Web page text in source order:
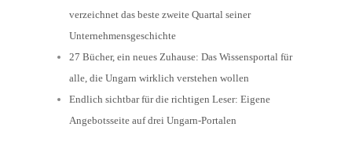
verzeichnet das beste zweite Quartal seiner
Unternehmensgeschichte
27 Bücher, ein neues Zuhause: Das Wissensportal für
alle, die Ungarn wirklich verstehen wollen
Endlich sichtbar für die richtigen Leser: Eigene
Angebotsseite auf drei Ungarn-Portalen